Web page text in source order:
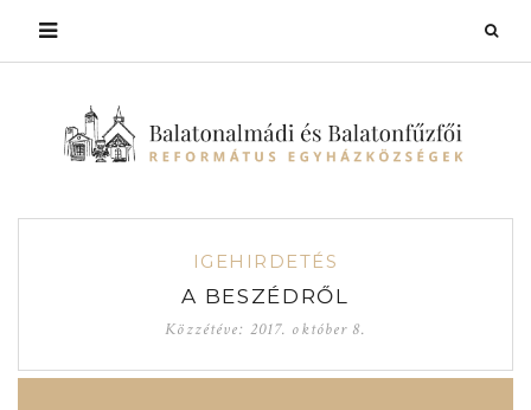
IGEHIRDETÉS
A BESZÉDRŐL
Közzétéve: 2017. október 8.